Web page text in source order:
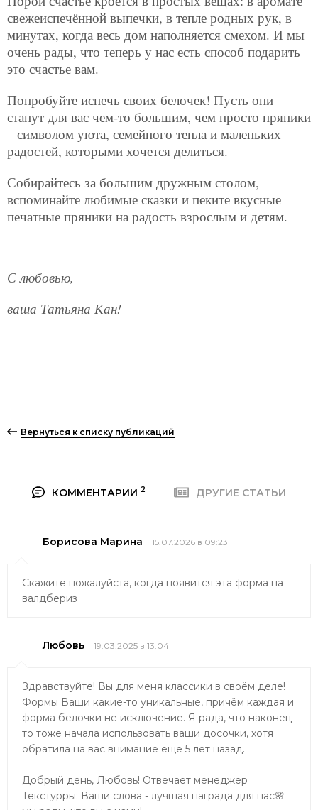
свежеиспечённой выпечки, в тепле родных рук, в
минутах, когда весь дом наполняется смехом. И мы
очень рады, что теперь у нас есть способ подарить
это счастье вам.
Попробуйте испечь своих белочек! Пусть они
станут для вас чем-то большим, чем просто пряники
– символом уюта, семейного тепла и маленьких
радостей, которыми хочется делиться.
Собирайтесь за большим дружным столом,
вспоминайте любимые сказки и пеките вкусные
печатные пряники на радость взрослым и детям.
С любовью,
ваша Татьяна Кан!
Вернуться к списку публикаций
КОММЕНТАРИИ 2 ДРУГИЕ СТАТЬИ
Борисова Марина 15.07.2026 в 09:23
Скажите пожалуйста, когда появится эта форма на
валдбериз
Любовь 19.03.2025 в 13:04
Здравствуйте! Вы для меня классики в своём деле!
Формы Ваши какие-то уникальные, причём каждая и
форма белочки не исключение. Я рада, что наконец-
то тоже начала использовать ваши досочки, хотя
обратила на вас внимание ещё 5 лет назад.
Добрый день, Любовь! Отвечает менеджер
Текстурры: Ваши слова - лучшая награда для нас🌸